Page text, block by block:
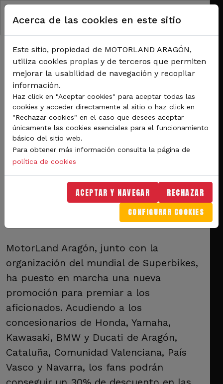
Pasar al contenido principal
RUTA DE NAVEGACIÓN
Los concesionarios de las marcas de Superbikes ofrecerán descuento en las
entradas para la cita de MotorLand
Los concesionarios de las
marcas de Superbikes
ofrecerán descuento en
las entradas para la cita
MotorLand Aragón, junto con la
organización del mundial de Superbikes,
ha puesto en marcha una nueva
promoción para premiar a los
aficionados. Acudiendo a los
concesionarios de Honda, Yamaha,
Kawasaki, BMW y Ducati de Aragón,
Cataluña, Comunidad Valenciana, País
Vasco y Navarra, los fans podrán
Acerca de las cookies en este sitio
Este sitio, propiedad de MOTORLAND ARAGÓN,
utiliza cookies propias y de terceros que permiten
mejorar la usabilidad de navegación y recopilar
información.
Haz click en "Aceptar cookies" para aceptar todas las
cookies y acceder directamente al sitio o haz click en
"Rechazar cookies" en el caso que desees aceptar
únicamente las cookies esenciales para el funcionamiento
básico del sitio web.
Para obtener más información consulta la página de
política de cookies
ACEPTAR Y NAVEGAR RECHAZAR
CONFIGURAR COOKIES